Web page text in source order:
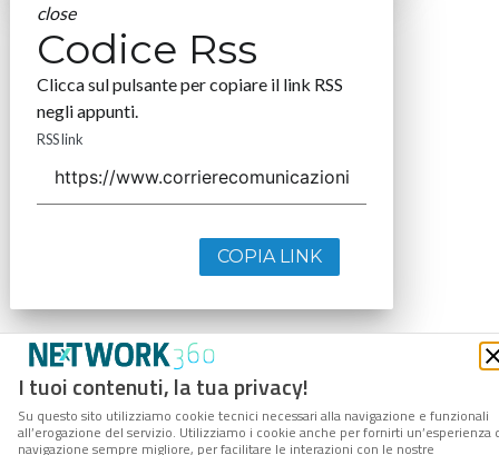
I tuoi contenuti, la tua privacy!
Su questo sito utilizziamo cookie tecnici necessari alla navigazione e funzionali
all’erogazione del servizio. Utilizziamo i cookie anche per fornirti un’esperienza
navigazione sempre migliore, per facilitare le interazioni con le nostre
close
Codice Rss
Clicca sul pulsante per copiare il link RSS
negli appunti.
RSS link
COPIA LINK